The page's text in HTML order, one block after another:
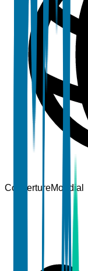
CouvertureMondial